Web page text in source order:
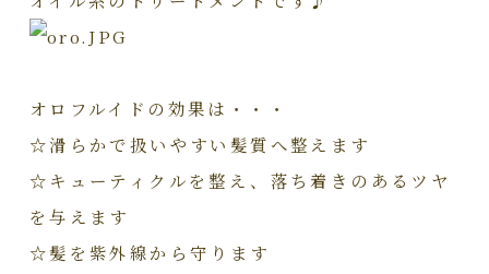
オロフルイドの効果は・・・
☆滑らかで扱いやすい髪質へ整えます
☆キューティクルを整え、落ち着きのあるツヤ
を与えます
☆髪を紫外線から守ります